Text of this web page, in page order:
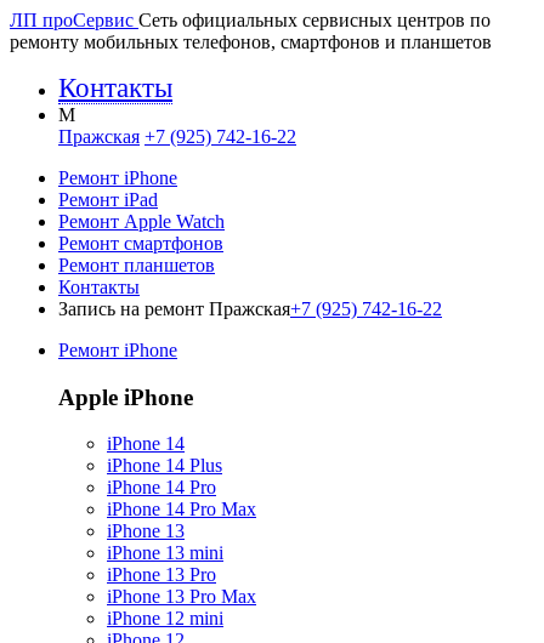
ЛП проСервис Сеть официальных сервисных центров по
ремонту мобильных телефонов, смартфонов и планшетов
Контакты
M
Пражская +7 (925) 742-16-22
Ремонт iPhone
Ремонт iPad
Ремонт Apple Watch
Ремонт смартфонов
Ремонт планшетов
Контакты
Запись на ремонт Пражская+7 (925) 742-16-22
Ремонт iPhone
Apple iPhone
iPhone 14
iPhone 14 Plus
iPhone 14 Pro
iPhone 14 Pro Max
iPhone 13
iPhone 13 mini
iPhone 13 Pro
iPhone 13 Pro Max
iPhone 12 mini